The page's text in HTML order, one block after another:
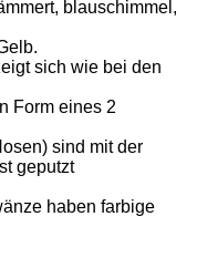
blauschimmel,
sich wie bei den
Form eines 2
sind mit der
geputzt
haben farbige